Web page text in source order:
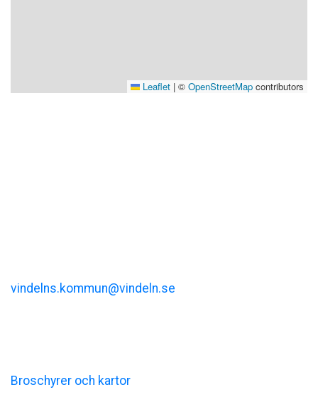
Leaflet | © OpenStreetMap contributors
vindelns.kommun@vindeln.se
Broschyrer och kartor